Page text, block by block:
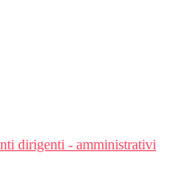
dirigenti - amministrativi